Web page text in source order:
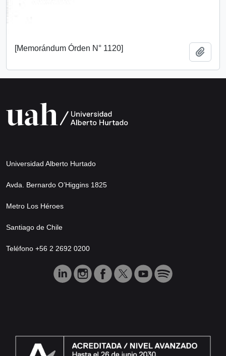
[Memorándum Órden N° 1120]
Universidad Alberto Hurtado
Avda. Bernardo O’Higgins 1825
Metro Los Héroes
Santiago de Chile
Teléfono +56 2 2692 0200